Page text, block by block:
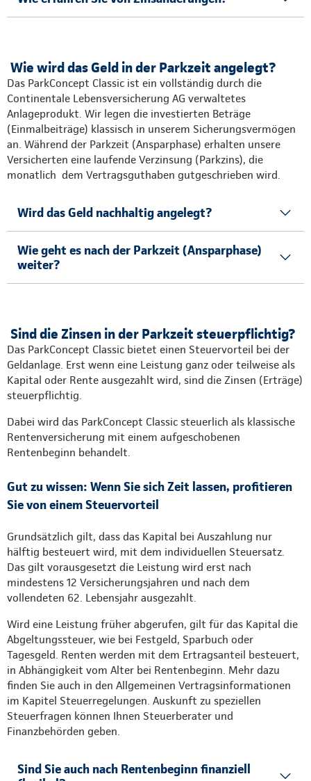
Wie wird das Geld in der Parkzeit angelegt?
Das ParkConcept Classic ist ein vollständig durch die
Continentale Lebensversicherung AG verwaltetes
Anlageprodukt. Wir legen die investierten Beträge
(Einmalbeiträge) klassisch in unserem Sicherungsvermögen
an. Während der Parkzeit (Ansparphase) erhalten unsere
Versicherten eine laufende Verzinsung (Parkzins), die
monatlich dem Vertragsguthaben gutgeschrieben wird.
Wird das Geld nachhaltig angelegt?
Wie geht es nach der Parkzeit (Ansparphase)
weiter?
Sind die Zinsen in der Parkzeit steuerpflichtig?
Das ParkConcept Classic bietet einen Steuervorteil bei der
Geldanlage. Erst wenn eine Leistung ganz oder teilweise als
Kapital oder Rente ausgezahlt wird, sind die Zinsen (Erträge)
steuerpflichtig.
Dabei wird das ParkConcept Classic steuerlich als klassische
Rentenversicherung mit einem aufgeschobenen
Rentenbeginn behandelt.
Gut zu wissen: Wenn Sie sich Zeit lassen, profitieren
Sie von einem Steuervorteil
Grundsätzlich gilt, dass das Kapital bei Auszahlung nur
hälftig besteuert wird, mit dem individuellen Steuersatz.
Das gilt vorausgesetzt die Leistung wird erst nach
mindestens 12 Versicherungsjahren und nach dem
vollendeten 62. Lebensjahr ausgezahlt.
Wird eine Leistung früher abgerufen, gilt für das Kapital die
Abgeltungssteuer, wie bei Festgeld, Sparbuch oder
Tagesgeld. Renten werden mit dem Ertragsanteil besteuert,
in Abhängigkeit vom Alter bei Rentenbeginn. Mehr dazu
finden Sie auch in den Allgemeinen Vertragsinformationen
im Kapitel Steuerregelungen. Auskunft zu speziellen
Steuerfragen können Ihnen Steuerberater und
Finanzbehörden geben.
Sind Sie auch nach Rentenbeginn finanziell